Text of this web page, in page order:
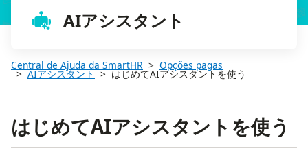
AIアシスタント
Central de Ajuda da SmartHR Opções pagas
AIアシスタント はじめてAIアシスタントを使う
はじめてAIアシスタントを使う